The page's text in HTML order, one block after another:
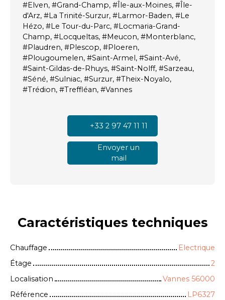
#Elven, #Grand-Champ, #Île-aux-Moines, #Île-
d'Arz, #La Trinité-Surzur, #Larmor-Baden, #Le
Hézo, #Le Tour-du-Parc, #Locmaria-Grand-
Champ, #Locqueltas, #Meucon, #Monterblanc,
#Plaudren, #Plescop, #Ploeren,
#Plougoumelen, #Saint-Armel, #Saint-Avé,
#Saint-Gildas-de-Rhuys, #Saint-Nolff, #Sarzeau,
#Séné, #Sulniac, #Surzur, #Theix-Noyalo,
#Trédion, #Treffléan, #Vannes
+33 2 97 47 11 11
Envoyer un
mail
Caractéristiques techniques
Chauffage
Electrique
Étage
2
Localisation
Vannes 56000
Référence
LP6327